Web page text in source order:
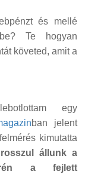
és mellé
Te hogyan
követed, amit a
egy
ban jelent
kimutatta
állunk a
a fejlett